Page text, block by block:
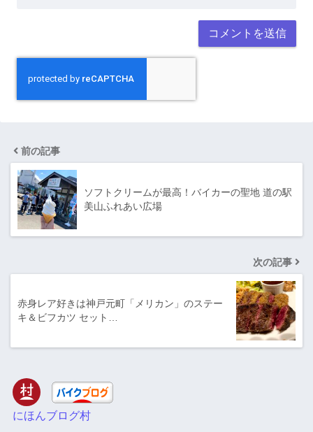
前の記事
ソフトクリームが最高！バイカーの聖地 道の駅
美山ふれあい広場
次の記事
赤身レア好きは神戸元町「メリカン」のステー
キ＆ビフカツ セット…
にほんブログ村